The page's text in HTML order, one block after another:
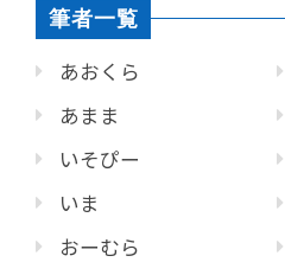
筆者一覧
あおくら
あまま
いそぴー
いま
おーむら